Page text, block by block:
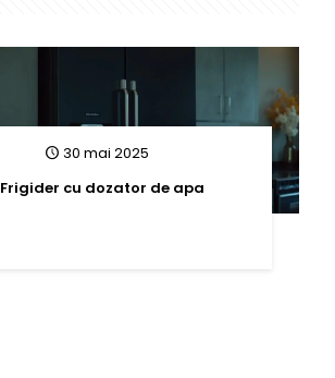
30 mai 2025
Frigider cu dozator de apa